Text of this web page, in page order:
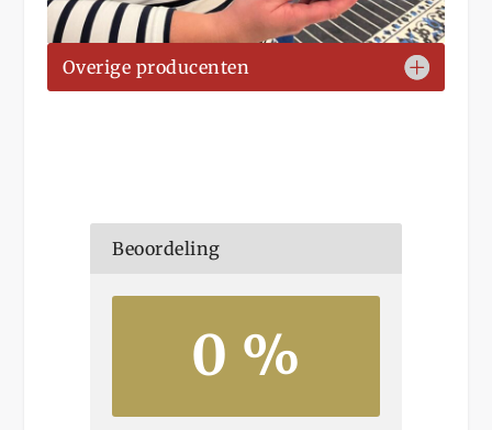
Overige producenten
Beoordeling
0 %